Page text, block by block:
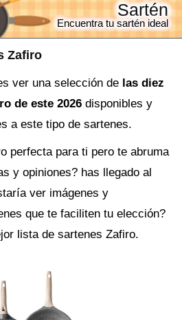
Zafiro
Sartén
Encuentra tu sartén ideal
ver una selección de las diez
de este 2026 disponibles y
a este tipo de sartenes.
perfecta para ti pero te abruma
y opiniones? has llegado al
ver imágenes y
que te faciliten tu elección?
lista de sartenes Zafiro.